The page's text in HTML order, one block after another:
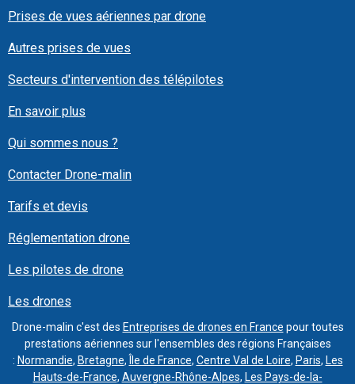
Prises de vues aériennes par drone
Autres prises de vues
Secteurs d'intervention des télépilotes
En savoir plus
Qui sommes nous ?
Contacter Drone-malin
Tarifs et devis
Réglementation drone
Les pilotes de drone
Les drones
Drone-malin c'est des Entreprises de drones en France pour toutes
prestations aériennes sur l'ensembles des régions Françaises
: Normandie, Bretagne, Île de France, Centre Val de Loire, Paris, Les
Hauts-de-France, Auvergne-Rhône-Alpes, Les Pays-de-la-